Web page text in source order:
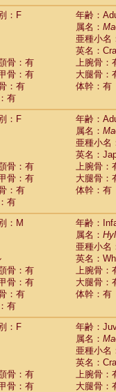
：F
年齢：
属名：
亜種小名
英名：
骨：有
上腕骨：
骨：有
大腿骨：
：有
体幹：有
有
：F
年齢：
属名：
亜種小名
英名：
骨：有
上腕骨：
骨：有
大腿骨：
：有
体幹：有
有
：M
年齢：
属名：
亜種小名
英名：
骨：有
上腕骨：
骨：有
大腿骨：
：有
体幹：有
有
：F
年齢：
属名：
亜種小名
英名：
骨：有
上腕骨：
骨：有
大腿骨：